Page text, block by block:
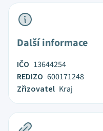
Další informace
IČO 13644254
REDIZO 600171248
Zřizovatel Kraj